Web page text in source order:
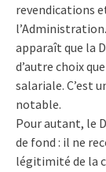
revendications
apparaît que la
d’autre choix
salariale. C’est
notable.
Pour autant, le
de fond : il ne
légitimité de la